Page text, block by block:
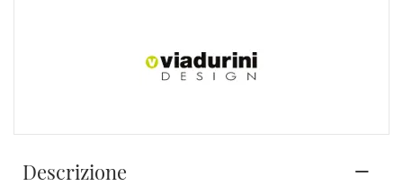
Descrizione